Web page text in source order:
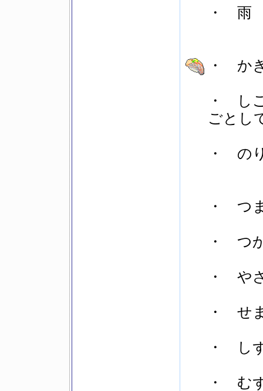
・ 雨
・ か
・ し
ごとし
・ の
・ つ
・ つ
・ や
・ せ
・ し
・ む